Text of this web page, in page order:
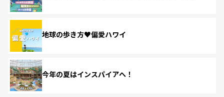
地球の歩き方♥偏愛ハワイ
今年の夏はインスパイアへ！